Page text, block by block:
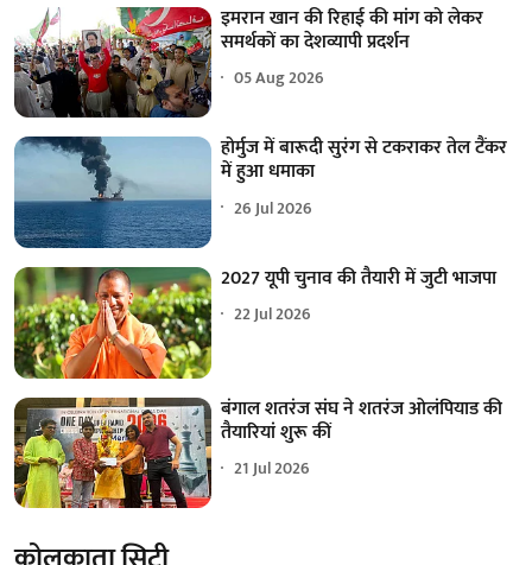
इमरान खान की रिहाई की मांग को लेकर
समर्थकों का देशव्यापी प्रदर्शन
05 Aug 2026
होर्मुज में बारूदी सुरंग से टकराकर तेल टैंकर
में हुआ धमाका
26 Jul 2026
2027 यूपी चुनाव की तैयारी में जुटी भाजपा
22 Jul 2026
बंगाल शतरंज संघ ने शतरंज ओलंपियाड की
तैयारियां शुरू कीं
21 Jul 2026